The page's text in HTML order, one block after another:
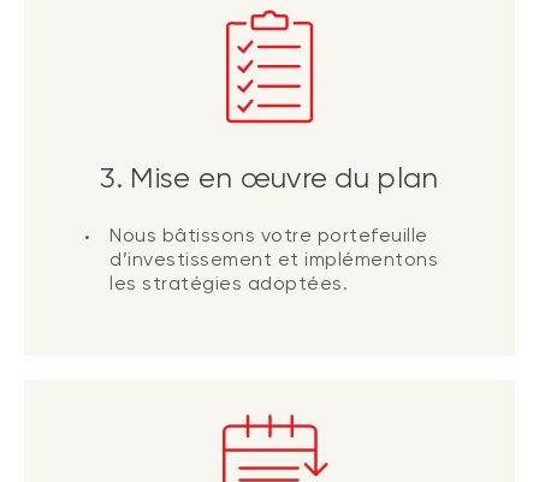
3. Mise en œuvre du plan
Nous bâtissons votre portefeuille
d’investissement et implémentons
les stratégies adoptées.